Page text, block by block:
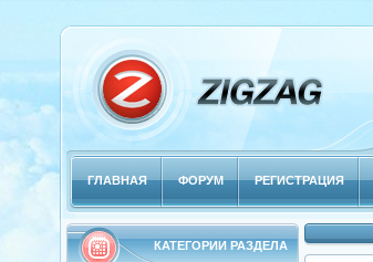
ГЛАВНАЯ ФОРУМ РЕГИСТРАЦИЯ
КАТЕГОРИИ РАЗДЕЛА